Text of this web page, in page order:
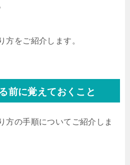
方をご紹介します。
前に覚えておくこと
方の手順についてご紹介しま